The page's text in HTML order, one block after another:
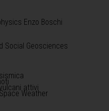
Enzo Boschi
Social Geosciences
attivi
Weather